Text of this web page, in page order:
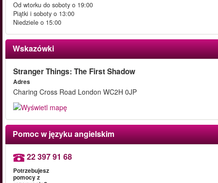
Od wtorku do soboty o 19:00
Piątki i soboty o 13:00
Niedziele o 15:00
Wskazówki
Stranger Things: The First Shadow
Adres
Charing Cross Road London WC2H 0JP
Pomoc w języku angielskim
22 397 91 68
Potrzebujesz
pomocy z